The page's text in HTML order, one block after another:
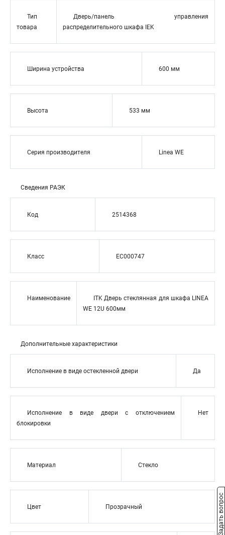
Тип
товара
Дверь/панель управления
распределительного шкафа IEK
Ширина устройства 600 мм
Высота 533 мм
Серия производителя Linea WE
Сведения РАЭК
Код 2514368
Класс EC000747
Наименование
ITK Дверь стеклянная для шкафа LINEA
WE 12U 600мм
Дополнительные характеристики
Исполнение в виде остекленной двери Да
Исполнение в виде двери с отключением
блокировки
Нет
Материал Стекло
Цвет Прозрачный Задать вопрос